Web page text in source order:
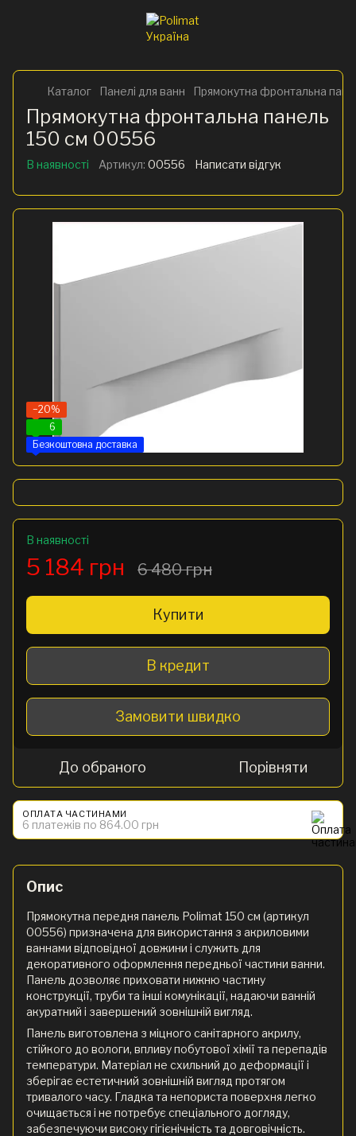
Каталог Панелі для ванн Прямокутна фронтальна
Прямокутна фронтальна панель
150 см 00556
В наявності Артикул: 00556 Написати відгук
−20%
6
Безкоштовна доставка
В наявності
5 184 грн 6 480 грн
Купити
В кредит
Замовити швидко
До обраного Порівняти
ОПЛАТА ЧАСТИНАМИ
6 платежів по 864.00 грн
Опис
Прямокутна передня панель Polimat 150 см (артикул
00556) призначена для використання з акриловими
ваннами відповідної довжини і служить для
декоративного оформлення передньої частини ванни.
Панель дозволяє приховати нижню частину
конструкції, труби та інші комунікації, надаючи ванній
акуратний і завершений зовнішній вигляд.
Панель виготовлена з міцного санітарного акрилу,
стійкого до вологи, впливу побутової хімії та перепадів
температури. Матеріал не схильний до деформації і
зберігає естетичний зовнішній вигляд протягом
тривалого часу. Гладка та непориста поверхня легко
очищається і не потребує спеціального догляду,
забезпечуючи високу гігієнічність та довговічність.